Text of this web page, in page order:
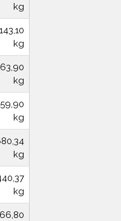
kg
kg
kg
kg
kg
kg